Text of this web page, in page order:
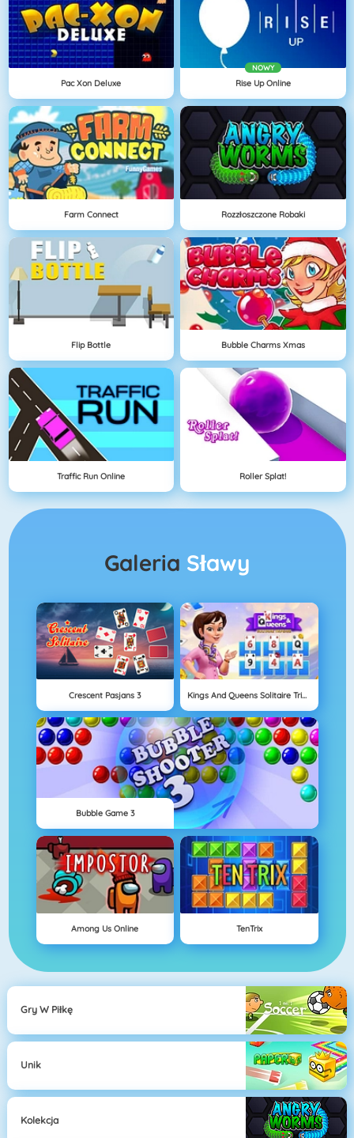
Pac Xon Deluxe
NOWY
Rise Up Online
Farm Connect Rozzłoszczone Robaki
Flip Bottle Bubble Charms Xmas
Traffic Run Online Roller Splat!
Galeria Sławy
Crescent Pasjans 3 Kings And Queens Solitaire Tripeaks
Bubble Game 3
Among Us Online TenTrix
Gry W Piłkę
Unik
Kolekcja